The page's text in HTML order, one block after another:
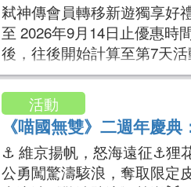
弒神傳會員轉移新遊獨享好
至 2026年9月14日止優惠時
後，往後開始計算至第7天
資格：2026/7/13以前於弒
式：1.來信客服
認資格後即可參與2.需使用
名時需附上弒神傳遊戲截圖
活動
《喵國無雙》二週年慶
⚓ 維京揚帆，怒海遠征⚓狸
公勇闖驚濤駭浪，奪取限定